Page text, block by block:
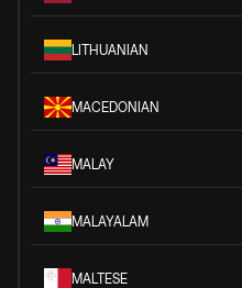
LITHUANIAN
MACEDONIAN
MALAY
MALAYALAM
MALTESE